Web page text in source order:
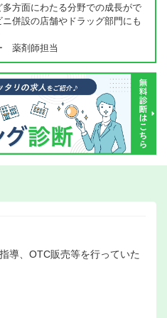
多方面にわたる分野での成長がで
併設の店舗やドラッグ部門にも
薬剤師担当
導、OTC販売等を行っていた